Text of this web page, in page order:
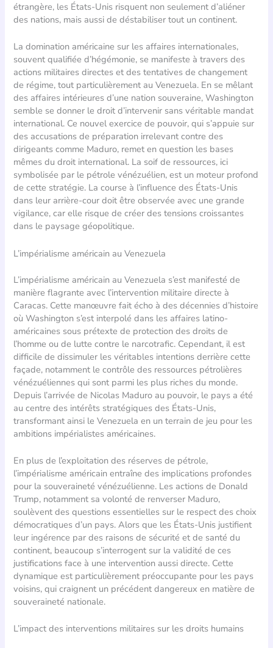
étrangère, les États-Unis risquent non seulement d’aliéner
des nations, mais aussi de déstabiliser tout un continent.
La domination américaine sur les affaires internationales,
souvent qualifiée d’hégémonie, se manifeste à travers des
actions militaires directes et des tentatives de changement
de régime, tout particulièrement au Venezuela. En se mêlant
des affaires intérieures d’une nation souveraine, Washington
semble se donner le droit d’intervenir sans véritable mandat
international. Ce nouvel exercice de pouvoir, qui s’appuie sur
des accusations de préparation irrelevant contre des
dirigeants comme Maduro, remet en question les bases
mêmes du droit international. La soif de ressources, ici
symbolisée par le pétrole vénézuélien, est un moteur profond
de cette stratégie. La course à l’influence des États-Unis
dans leur arrière-cour doit être observée avec une grande
vigilance, car elle risque de créer des tensions croissantes
dans le paysage géopolitique.
L’impérialisme américain au Venezuela
L’impérialisme américain au Venezuela s’est manifesté de
manière flagrante avec l’intervention militaire directe à
Caracas. Cette manœuvre fait écho à des décennies d’histoire
où Washington s’est interpolé dans les affaires latino-
américaines sous prétexte de protection des droits de
l’homme ou de lutte contre le narcotrafic. Cependant, il est
difficile de dissimuler les véritables intentions derrière cette
façade, notamment le contrôle des ressources pétrolières
vénézuéliennes qui sont parmi les plus riches du monde.
Depuis l’arrivée de Nicolas Maduro au pouvoir, le pays a été
au centre des intérêts stratégiques des États-Unis,
transformant ainsi le Venezuela en un terrain de jeu pour les
ambitions impérialistes américaines.
En plus de l’exploitation des réserves de pétrole,
l’impérialisme américain entraîne des implications profondes
pour la souveraineté vénézuélienne. Les actions de Donald
Trump, notamment sa volonté de renverser Maduro,
soulèvent des questions essentielles sur le respect des choix
démocratiques d’un pays. Alors que les États-Unis justifient
leur ingérence par des raisons de sécurité et de santé du
continent, beaucoup s’interrogent sur la validité de ces
justifications face à une intervention aussi directe. Cette
dynamique est particulièrement préoccupante pour les pays
voisins, qui craignent un précédent dangereux en matière de
souveraineté nationale.
L’impact des interventions militaires sur les droits humains